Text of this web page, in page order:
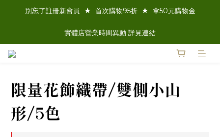
別忘了註冊新會員  ★  首次購物95折  ★  拿50元購物金
實體店營業時間異動 詳見連結
限量花飾織帶/雙側小山
形/5色